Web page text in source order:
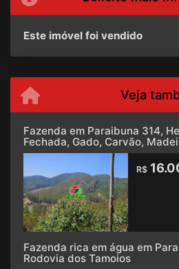
Este imóvel foi vendido
Veja
Fazenda em Paraibuna 314,
Fechada, Gado, Carvão,
R$
Fazenda rica em água em
Rodovia dos Tamoios